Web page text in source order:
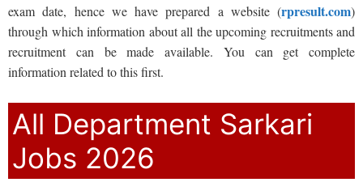
exam date, hence we have prepared a website (rpresult.com)
through which information about all the upcoming recruitments and
recruitment can be made available. You can get complete
information related to this first.
All Department Sarkari
Jobs 2026